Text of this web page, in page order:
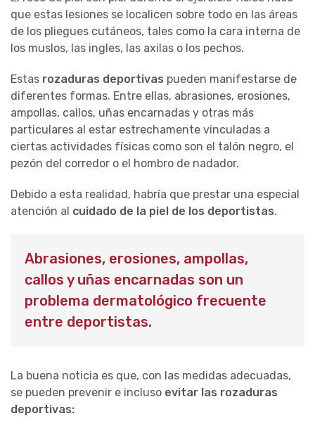
que estas lesiones se localicen sobre todo en las áreas
de los pliegues cutáneos, tales como la cara interna de
los muslos, las ingles, las axilas o los pechos.
Estas rozaduras deportivas pueden manifestarse de
diferentes formas. Entre ellas, abrasiones, erosiones,
ampollas, callos, uñas encarnadas y otras más
particulares al estar estrechamente vinculadas a
ciertas actividades físicas como son el talón negro, el
pezón del corredor o el hombro de nadador.
Debido a esta realidad, habría que prestar una especial
atención al cuidado de la piel de los deportistas.
Abrasiones, erosiones, ampollas,
callos y uñas encarnadas son un
problema dermatológico frecuente
entre deportistas.
La buena noticia es que, con las medidas adecuadas,
se pueden prevenir e incluso evitar las rozaduras
deportivas: